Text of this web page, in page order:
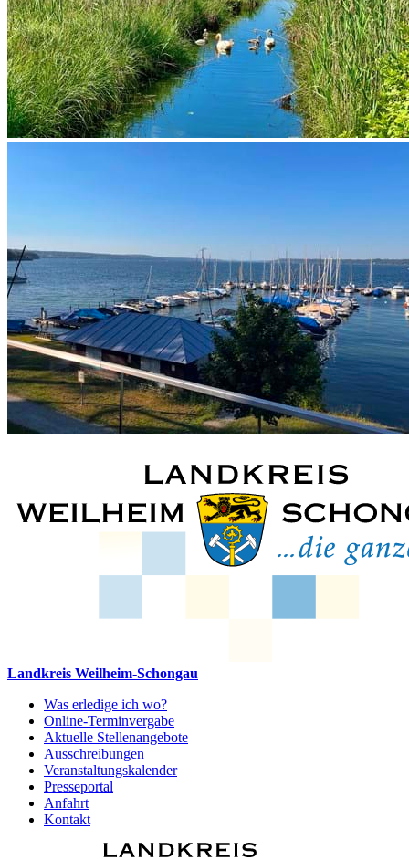
Landkreis Weilheim-Schongau
Was erledige ich wo?
Online-Terminvergabe
Aktuelle Stellenangebote
Ausschreibungen
Veranstaltungskalender
Presseportal
Anfahrt
Kontakt